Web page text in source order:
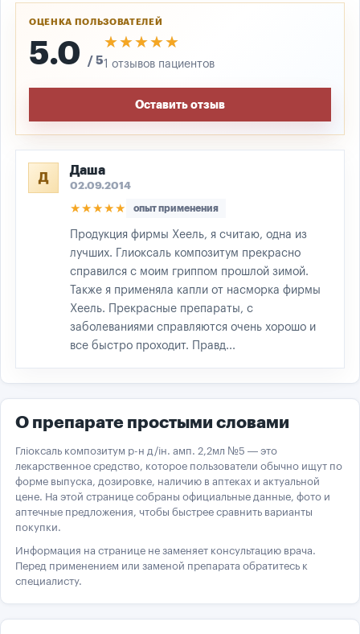
ОЦЕНКА ПОЛЬЗОВАТЕЛЕЙ
5.0 / 5
★★★★★
★★★★★
1 отзывов пациентов
Оставить отзыв
Д
Даша
02.09.2014
★★★★★ опыт применения
Продукция фирмы Хеель, я считаю, одна из
лучших. Глиоксаль композитум прекрасно
справился с моим гриппом прошлой зимой.
Также я применяла капли от насморка фирмы
Хеель. Прекрасные препараты, с
заболеваниями справляются очень хорошо и
все быстро проходит. Правд...
О препарате простыми словами
Гліоксаль композитум р-н д/ін. амп. 2,2мл №5 — это
лекарственное средство, которое пользователи обычно ищут по
форме выпуска, дозировке, наличию в аптеках и актуальной
цене. На этой странице собраны официальные данные, фото и
аптечные предложения, чтобы быстрее сравнить варианты
покупки.
Информация на странице не заменяет консультацию врача.
Перед применением или заменой препарата обратитесь к
специалисту.